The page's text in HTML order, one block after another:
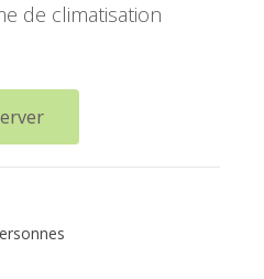
de climatisation